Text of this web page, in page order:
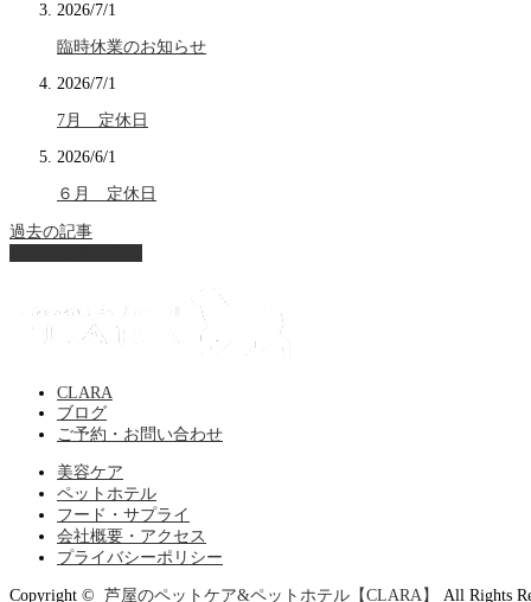
2026/7/1
臨時休業のお知らせ
2026/7/1
7月 定休日
2026/6/1
６月 定休日
過去の記事
CLARA
ブログ
ご予約・お問い合わせ
美容ケア
ペットホテル
フード・サプライ
会社概要・アクセス
プライバシーポリシー
Copyright © 芦屋のペットケア&ペットホテル【CLARA】 All Rights